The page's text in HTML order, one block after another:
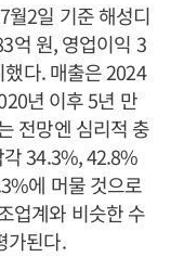
월2일 기준 해성디
억 원, 영업이익 3
다. 매출은 2024
년 이후 5년 만
전망엔 심리적 충
34.3%, 42.8%
에 머물 것으로
업계와 비슷한 수
가된다.